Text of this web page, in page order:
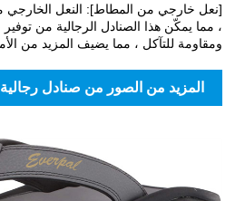
[نعل خارجي من المطاط]: النعل الخارجي
، مما يمكّن هذا الصنادل الرجالية من
ومقاومة للتآكل ، مما يضيف المزيد من
المزيد من الصور من صنادل